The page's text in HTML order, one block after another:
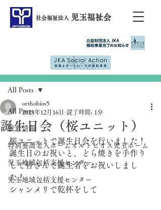
社会福祉法人 児玉福祉会
All Posts
新着情報
特別養護老人ホームオルトビオス児玉ホーム
児玉地域包括支援センター
児玉地域包括支援センター
All Posts
誕生日会（桜ユニット）
orthobios5
2023年12月16日 読了時間: 1分
桜ユニットで誕生日会を行いました！
誕生日のお祝いと、どら焼きを手作り
して皆さんで誕生者をお祝いしまし
た！
シャンメリで乾杯をして